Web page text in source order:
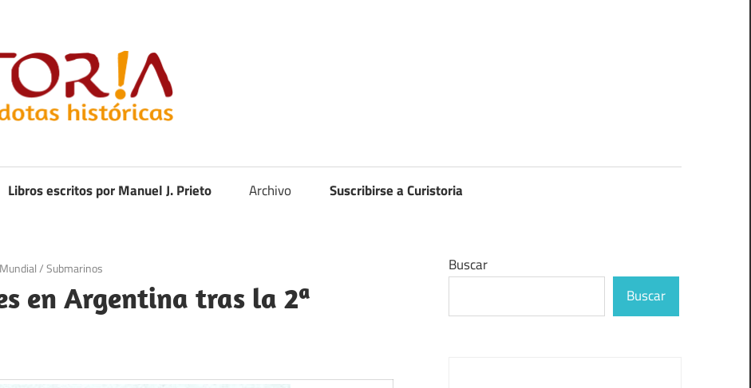
Libros escritos por Manuel J. Prieto Archivo Suscribirse a Curistoria
/Submarinos
en Argentina tras la 2ª
Buscar
Buscar